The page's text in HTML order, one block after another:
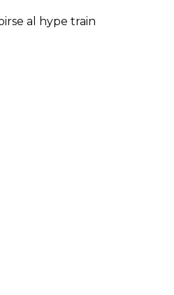
al hype train